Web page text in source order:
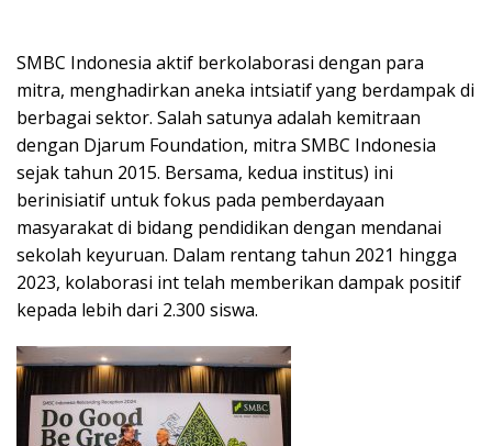
SMBC Indonesia aktif berkolaborasi dengan para
mitra, menghadirkan aneka intsiatif yang berdampak di
berbagai sektor. Salah satunya adalah kemitraan
dengan Djarum Foundation, mitra SMBC Indonesia
sejak tahun 2015. Bersama, kedua institus) ini
berinisiatif untuk fokus pada pemberdayaan
masyarakat di bidang pendidikan dengan mendanai
sekolah keyuruan. Dalam rentang tahun 2021 hingga
2023, kolaborasi int telah memberikan dampak positif
kepada lebih dari 2.300 siswa.